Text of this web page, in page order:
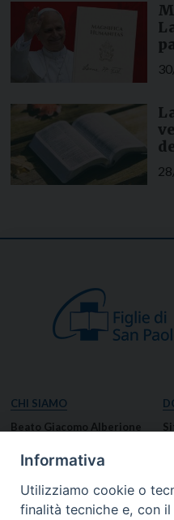
CHI SIAMO
Beato Giacomo Alberione
Missione Paolina
Informativa
Utilizziamo cookie o
finalità tecniche e, con